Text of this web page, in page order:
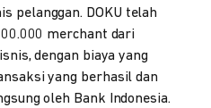
pelanggan. DOKU telah
merchant dari
dengan biaya yang
yang berhasil dan
oleh Bank Indonesia.